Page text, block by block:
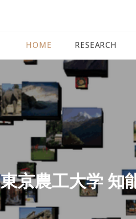
HOME RESEARCH
東京農工大学 知